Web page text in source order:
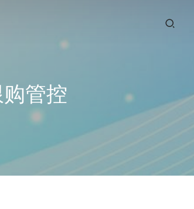
管控